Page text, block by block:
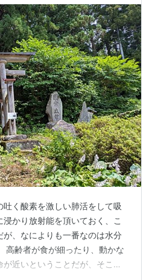
く酸素を激しい肺活をして吸
かり放射能を頂いておく、こ
、なによりも一番なのは水分
高齢者が食が細ったり、動かな
が近いということだが、そこで